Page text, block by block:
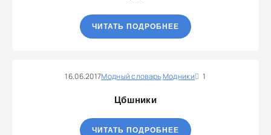
ЧИТАТЬ ПОДРОБНЕЕ
16.06.2017Модный словарьМодники 1
Цбшники
ЧИТАТЬ ПОДРОБНЕЕ